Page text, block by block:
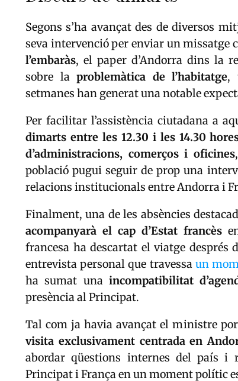
Segons s’ha avançat des de diversos
seva intervenció per enviar un missatge
l’embaràs, el paper d’Andorra dins la
sobre la problemàtica de l’habitatge,
setmanes han generat una notable
Per facilitar l’assistència ciutadana a
dimarts entre les 12.30 i les 14.30
d’administracions, comerços i oficines
població pugui seguir de prop una
relacions institucionals entre Andorra i
Finalment, una de les absències
acompanyarà el cap d’Estat francès
francesa ha descartat el viatge després
entrevista personal que travessa un
ha sumat una incompatibilitat
presència al Principat.
Tal com ja havia avançat el ministre
visita exclusivament centrada en
abordar qüestions internes del país
Principat i França en un moment polític